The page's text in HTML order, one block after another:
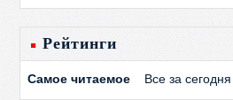
Рейтинги
Самое читаемое Все за сегодня